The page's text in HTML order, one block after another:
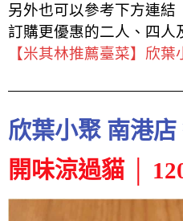
另外也可以參考下方連結
訂購更優惠的二人、四人
【米其林推薦臺菜】欣
欣葉小聚 南港店
開味涼過貓 │